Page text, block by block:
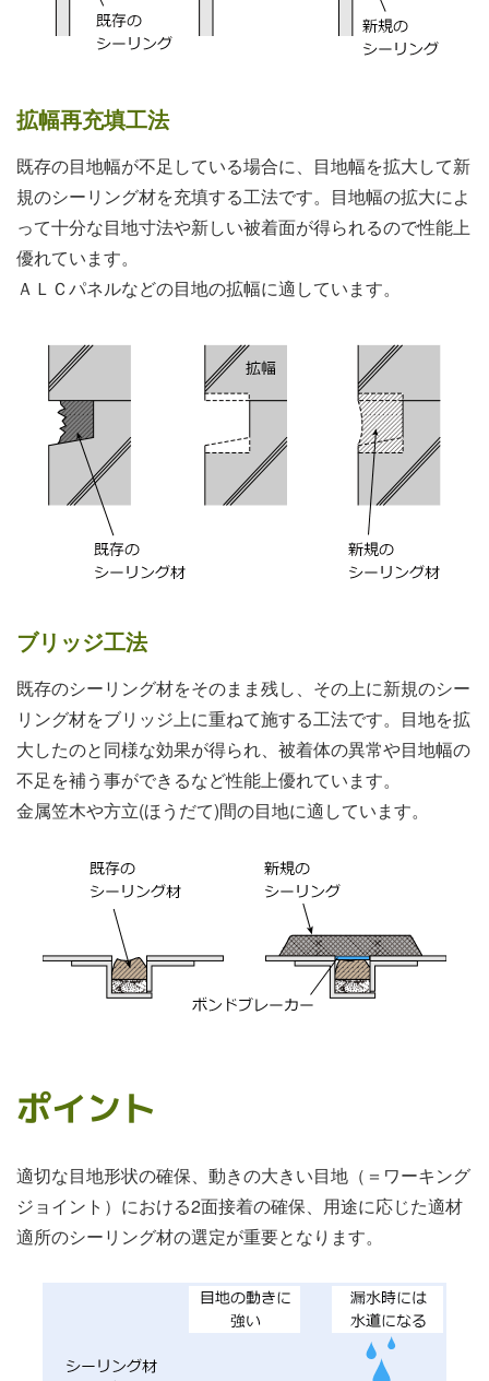
拡幅再充填工法
既存の目地幅が不足している場合に、目地幅を拡大して新
規のシーリング材を充填する工法です。目地幅の拡大によ
って十分な目地寸法や新しい被着面が得られるので性能上
優れています。
ＡＬＣパネルなどの目地の拡幅に適しています。
ブリッジ工法
既存のシーリング材をそのまま残し、その上に新規のシー
リング材をブリッジ上に重ねて施する工法です。目地を拡
大したのと同様な効果が得られ、被着体の異常や目地幅の
不足を補う事ができるなど性能上優れています。
金属笠木や方立(ほうだて)間の目地に適しています。
ポイント
適切な目地形状の確保、動きの大きい目地（＝ワーキング
ジョイント）における2面接着の確保、用途に応じた適材
適所のシーリング材の選定が重要となります。